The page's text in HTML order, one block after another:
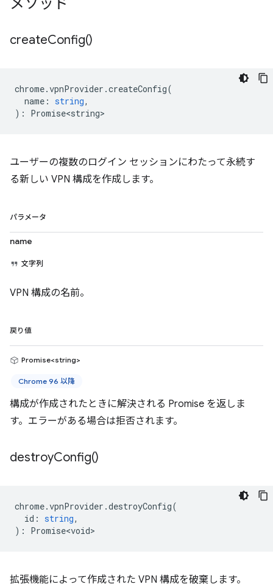
メソッド
createConfig()
chrome.vpnProvider .createConfig(
name : string,
) : Promise<string>
ユーザーの複数のログイン セッションにわたって永続す
る新しい VPN 構成を作成します。
パラメータ
name
文字列
VPN 構成の名前。
戻り値
Promise<string>
Chrome 96 以降
構成が作成されたときに解決される Promise を返しま
す。エラーがある場合は拒否されます。
destroyConfig()
chrome.vpnProvider .destroyConfig(
id : string,
) : Promise<void>
拡張機能によって作成された VPN 構成を破棄します。